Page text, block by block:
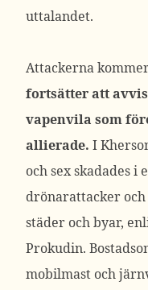
uttalandet.
Attackerna
fortsätter att
vapenvila som
allierade. I
och sex skadades i
drönarattacker
städer och byar,
Prokudin.
mobilmast och